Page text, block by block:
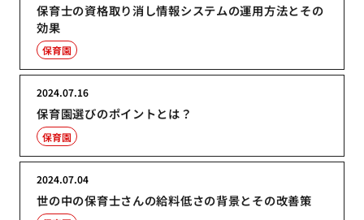
保育士の資格取り消し情報システムの運用方法とその
効果
保育園
保育園選びのポイントとは？
2024.07.16
保育園
世の中の保育士さんの給料低さの背景とその改善策
2024.07.04